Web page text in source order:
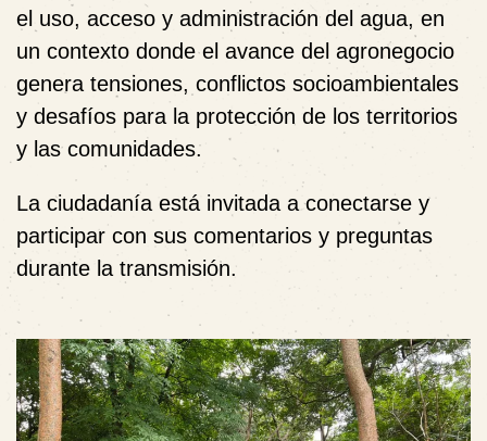
el uso, acceso y administración del agua, en
un contexto donde el avance del agronegocio
genera tensiones, conflictos socioambientales
y desafíos para la protección de los territorios
y las comunidades.
La ciudadanía está invitada a conectarse y
participar con sus comentarios y preguntas
durante la transmisión.